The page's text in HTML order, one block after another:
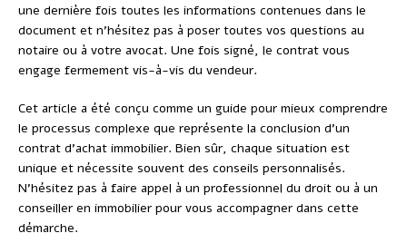
une dernière fois toutes les informations contenues dans le
document et n’hésitez pas à poser toutes vos questions au
notaire ou à votre avocat. Une fois signé, le contrat vous
engage fermement vis-à-vis du vendeur.
Cet article a été conçu comme un guide pour mieux comprendre
le processus complexe que représente la conclusion d’un
contrat d’achat immobilier. Bien sûr, chaque situation est
unique et nécessite souvent des conseils personnalisés.
N’hésitez pas à faire appel à un professionnel du droit ou à un
conseiller en immobilier pour vous accompagner dans cette
démarche.